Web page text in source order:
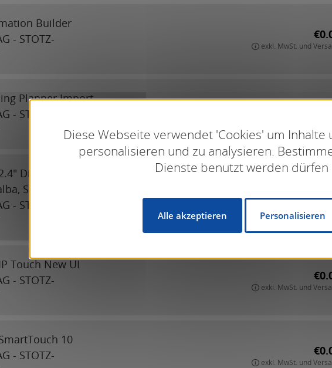
Builder
- STOTZ-
exkl. MwSt. und
Planner Import
- STOTZ-
Display
SIDUS, SAGA)
- STOTZ-
Touch New UI
- STOTZ-
exkl. MwSt. und
10
- STOTZ-
exkl. MwSt. und
Diese Webseite verwendet 'Cookies' um Inhalte
personalisieren und zu analysieren.
Dienste benutzt werden dürfen
Alle akzeptieren Personalisieren